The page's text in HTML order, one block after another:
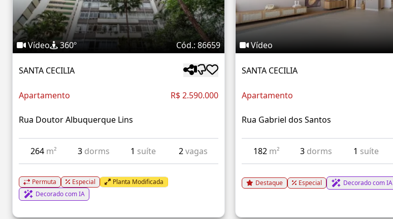
Vídeo 360º Cód.: 86659
SANTA CECILIA
Apartamento R$ 2.590.000
Rua Doutor Albuquerque Lins
264 m² 3 dorms 1 suíte 2vagas
Permuta Especial
Planta Modificada
Decorado com IA
Vídeo
SANTA CECILIA
Apartamento
Rua Gabriel dos Santos
182 m² 3 dorms 1 suíte
Destaque Especial Decorado com IA